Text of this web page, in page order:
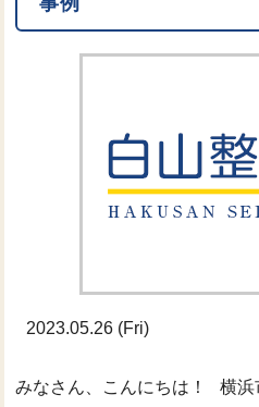
2023.05.26 (Fri)
みなさん、こんにちは！ 横